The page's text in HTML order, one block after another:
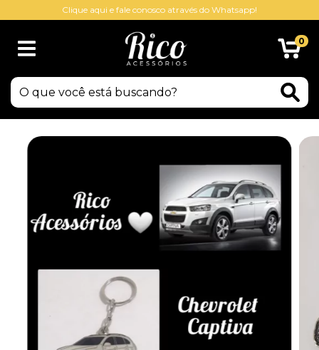
Clique aqui e fale conosco através do Whatsapp!
0